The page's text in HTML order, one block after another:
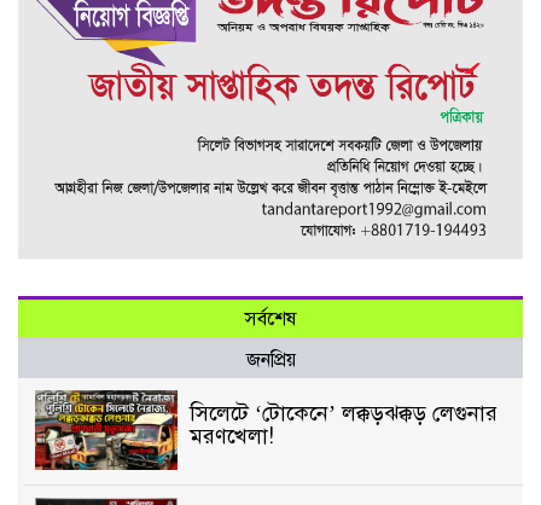
সর্বশেষ
জনপ্রিয়
সিলেটে ‘টোকেনে’ লক্কড়ঝক্কড় লেগুনার
মরণখেলা!